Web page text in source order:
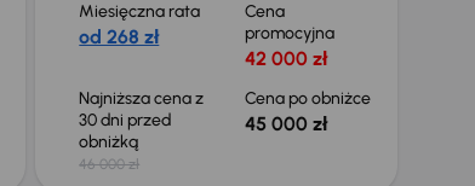
Miesięczna rata
od 268 zł
Cena
promocyjna
42 000 zł
Najniższa cena z
30 dni przed
obniżką
46 000 zł
Cena po obniżce
45 000 zł